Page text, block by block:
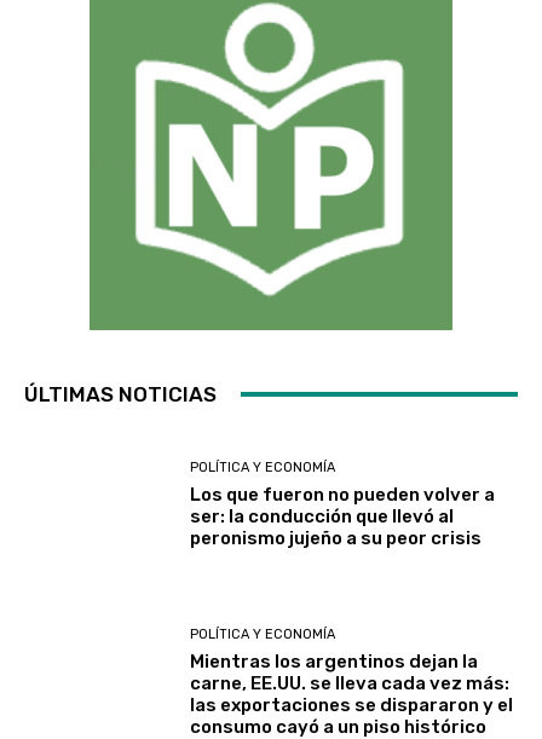
ÚLTIMAS NOTICIAS
POLÍTICA Y ECONOMÍA
Los que fueron no pueden volver a
ser: la conducción que llevó al
peronismo jujeño a su peor crisis
POLÍTICA Y ECONOMÍA
Mientras los argentinos dejan la
carne, EE.UU. se lleva cada vez más:
las exportaciones se dispararon y el
consumo cayó a un piso histórico